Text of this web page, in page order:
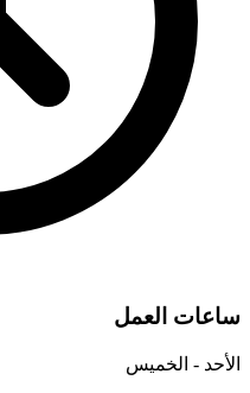
ساعات العمل
الأحد - الخميس